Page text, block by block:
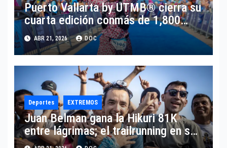
Puerto Vallarta by UTMB® cierra su
cuarta edición conmás de 1,800
corredores de 45 países y el
anuncio deregreso en 2027.
ABR 21, 2026 DOC
Deportes EXTREMOS
Juan Belman gana la Hikuri 81K
entre lágrimas; el trailrunning en su
mayor emotividad